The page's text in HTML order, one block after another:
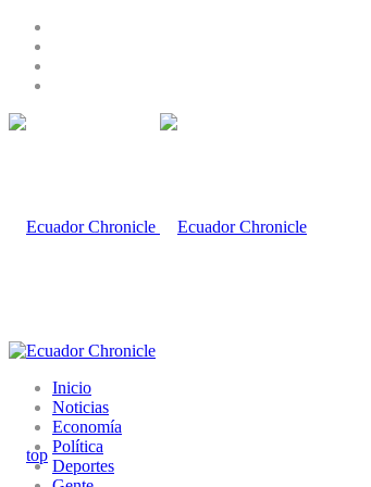
Inicio
Noticias
Economía
Política
Deportes